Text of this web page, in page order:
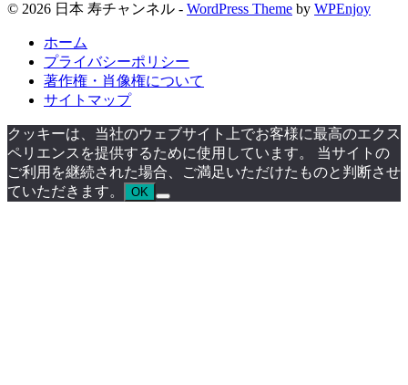
© 2026 日本 寿チャンネル - WordPress Theme by WPEnjoy
ホーム
プライバシーポリシー
著作権・肖像権について
サイトマップ
クッキーは、当社のウェブサイト上でお客様に最高のエクス
ペリエンスを提供するために使用しています。 当サイトの
ご利用を継続された場合、ご満足いただけたものと判断させ
ていただきます。
OK